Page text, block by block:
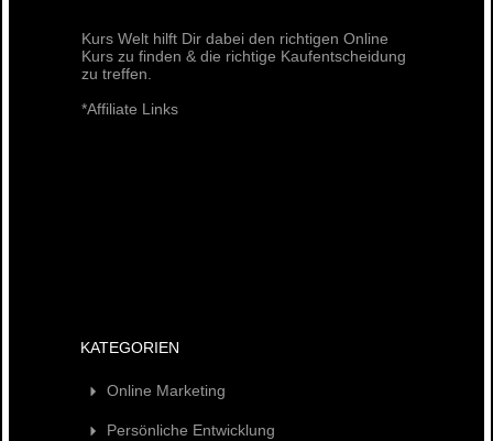
Kurs Welt hilft Dir dabei den richtigen Online
Kurs zu finden & die richtige Kaufentscheidung
zu treffen.
*Affiliate Links
KATEGORIEN
Online Marketing
Persönliche Entwicklung